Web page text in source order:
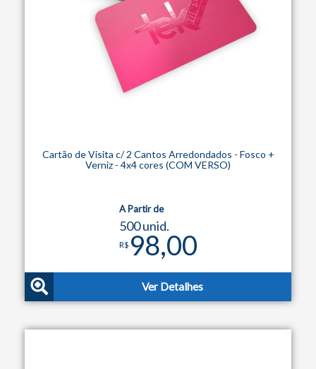
Cartão de Visita c/ 2 Cantos Arredondados - Fosco +
Verniz - 4x4 cores (COM VERSO)
A Partir de
500 unid.
R$ 98,00
Ver Detalhes